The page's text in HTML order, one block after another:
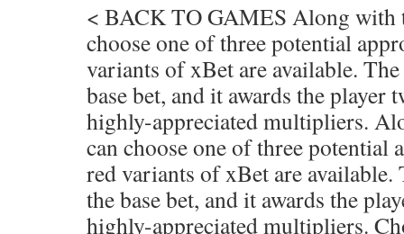
< BACK TO GAMES Along with
choose one of three potential
variants of xBet are available.
base bet, and it awards the player
highly-appreciated multipliers.
can choose one of three potential
red variants of xBet are available.
the base bet, and it awards the
highly-appreciated multipliers.